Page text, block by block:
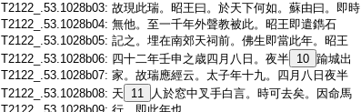
T2122_.53.1028b03: 故現此瑞。昭王曰。於天下何如。蘇由曰。即時
T2122_.53.1028b04: 無他。至一千年外聲教被此。昭王即遣鐫石
T2122_.53.1028b05: 記之。埋在南郊天祠前。佛生即當此年。昭王
T2122_.53.1028b06: 四十二年壬申之歳四月八日。夜半 10 踰城出
T2122_.53.1028b07: 家。故瑞應經云。太子年十九。四月八日夜半
T2122_.53.1028b08: 天 11
人於窓中叉手白言。時可去矣。因命馬